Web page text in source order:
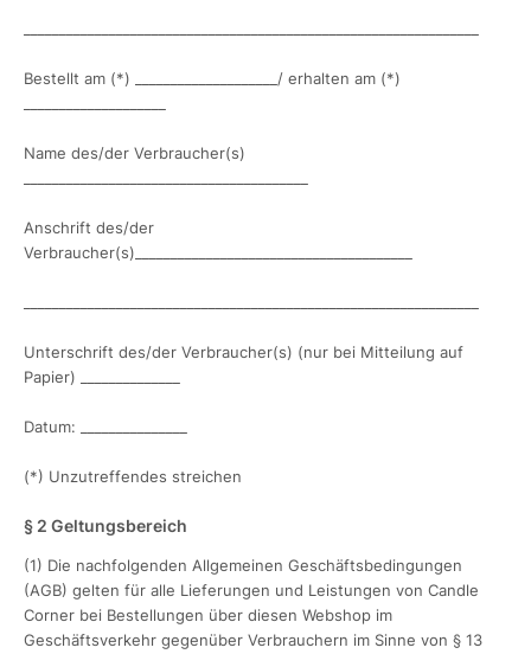
Bestellt am (*) ____________________/ erhalten am (*)
Name des/der Verbraucher(s)
Anschrift des/der
Verbraucher(s)_______________________________________
Unterschrift des/der Verbraucher(s) (nur bei Mitteilung auf
Papier) ______________
Datum: _______________
(*) Unzutreffendes streichen
§ 2 Geltungsbereich
(1) Die nachfolgenden Allgemeinen Geschäftsbedingungen
(AGB) gelten für alle Lieferungen und Leistungen von Candle
Corner bei Bestellungen über diesen Webshop im
Geschäftsverkehr gegenüber Verbrauchern im Sinne von § 13